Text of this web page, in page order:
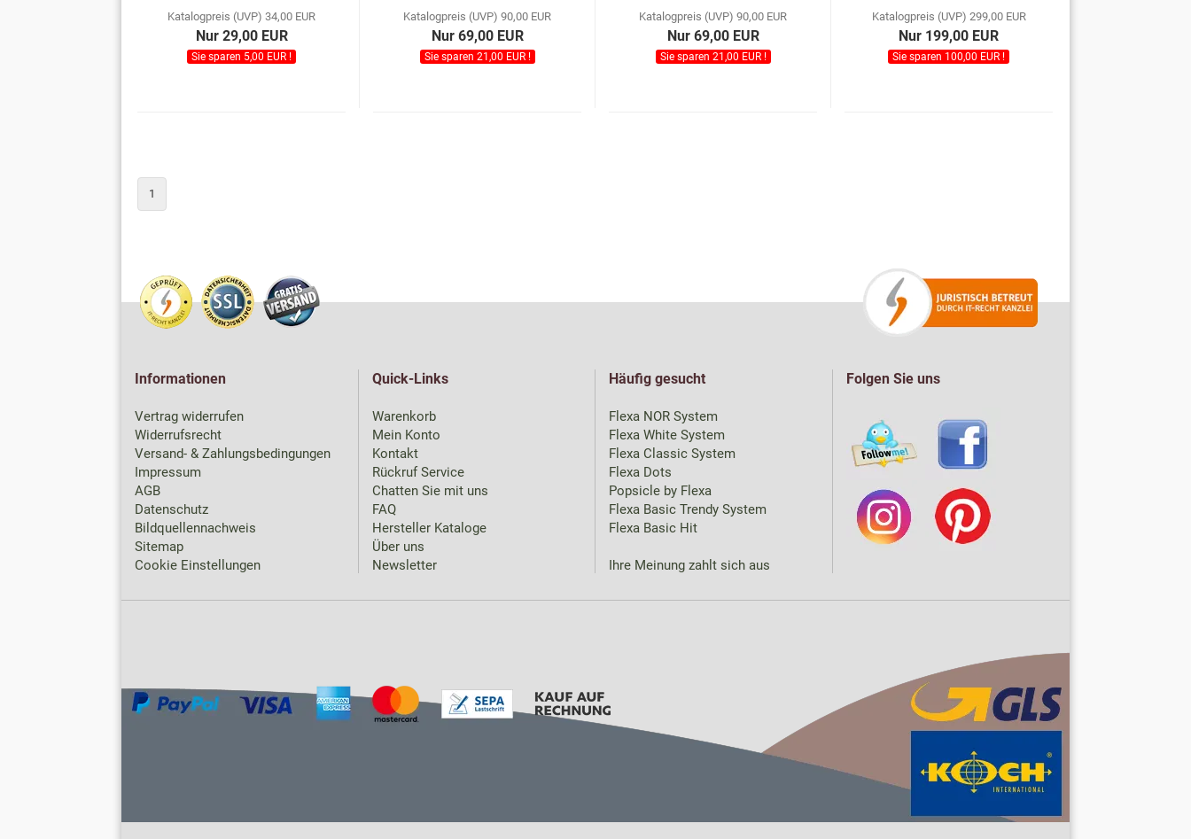
Katalogpreis (UVP) 34,00 EUR
Nur 29,00 EUR
Sie sparen 5,00 EUR !
Katalogpreis (UVP) 90,00 EUR
Nur 69,00 EUR
Sie sparen 21,00 EUR !
Katalogpreis (UVP) 90,00 EUR
Nur 69,00 EUR
Sie sparen 21,00 EUR !
Katalogpreis (UVP) 299,00 EUR
Nur 199,00 EUR
Sie sparen 100,00 EUR !
1
Informationen
Vertrag widerrufen
Widerrufsrecht
Versand- & Zahlungsbedingungen
Impressum
AGB
Datenschutz
Bildquellennachweis
Sitemap
Cookie Einstellungen
Quick-Links
Warenkorb
Mein Konto
Kontakt
Rückruf Service
Chatten Sie mit uns
FAQ
Hersteller Kataloge
Über uns
Newsletter
Häufig gesucht
Flexa NOR System
Flexa White System
Flexa Classic System
Flexa Dots
Popsicle by Flexa
Flexa Basic Trendy System
Flexa Basic Hit
Ihre Meinung zahlt sich aus
Folgen Sie uns